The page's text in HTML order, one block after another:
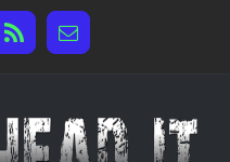
Rss Email